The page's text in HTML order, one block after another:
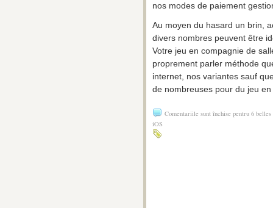
nos modes de paiement
Au moyen du hasard un brin,
divers nombres peuvent être
Votre jeu en compagnie de
proprement parler méthode
internet, nos variantes sauf
de nombreuses pour du jeu
Comentariile sunt închise pentru 6
iOS